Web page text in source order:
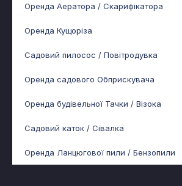
Оренда Аератора / Скарифікатора
Оренда Кущоріза
Садовий пилосос / Повітродувка
Оренда садового Обприскувача
Оренда будівельної Тачки / Візока
Садовий каток / Сівалка
Оренда Ланцюгової пили / Бензопили